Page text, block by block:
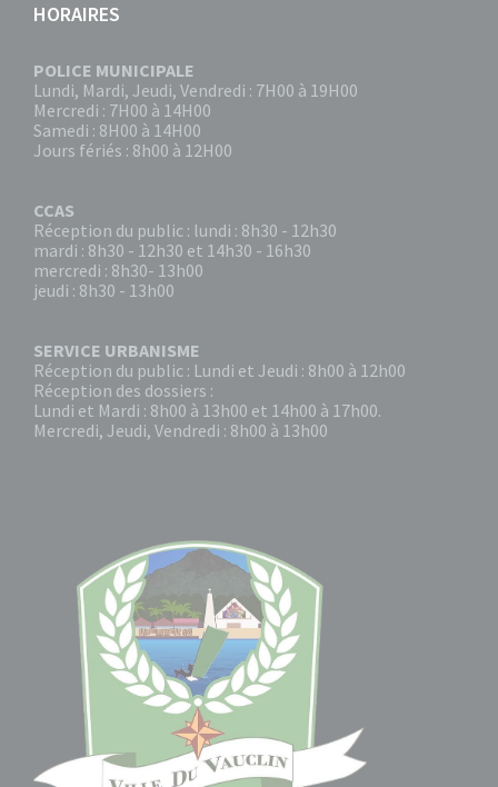
HORAIRES
POLICE MUNICIPALE
Lundi, Mardi, Jeudi, Vendredi : 7H00 à 19H00
Mercredi : 7H00 à 14H00
Samedi : 8H00 à 14H00
Jours fériés : 8h00 à 12H00
CCAS
Réception du public : lundi : 8h30 - 12h30
mardi : 8h30 - 12h30 et 14h30 - 16h30
mercredi : 8h30- 13h00
jeudi : 8h30 - 13h00
SERVICE URBANISME
Réception du public : Lundi et Jeudi : 8h00 à 12h00
Réception des dossiers :
Lundi et Mardi : 8h00 à 13h00 et 14h00 à 17h00.
Mercredi, Jeudi, Vendredi : 8h00 à 13h00